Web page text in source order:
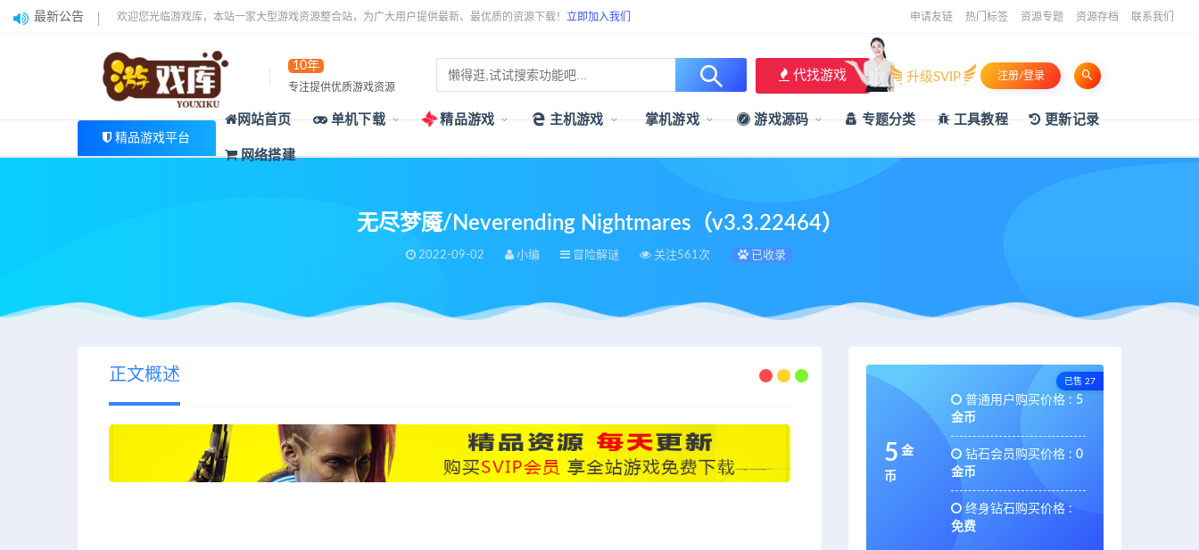
最新公告 欢迎您光临游戏库，本站一家大型游戏资源整合站，为广大用户提供最新、最优质的资源下载！ 立即加入我们 申请友链 热门标签 资源专题 资源存档 联系我们
10年
专注提供优质游戏资源
代找游戏 升级SVIP 注册/登录
精品游戏平台
网站首页 单机下载 精品游戏 主机游戏 掌机游戏 游戏源码 专题分类 工具教程 更新记录
网络搭建
无尽梦魇/Neverending Nightmares（v3.3.22464）
2022-09-02 小编 冒险解谜 关注561次 已收录
正文概述 已售 27
5 金
币
普通用户购买价格 : 5
金币
钻石会员购买价格 : 0
金币
终身钻石购买价格 :
免费